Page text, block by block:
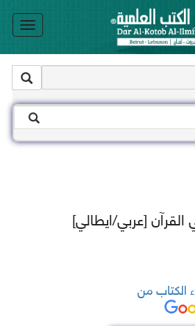
القرآن [عربي/ايطالي]
الكتاب من